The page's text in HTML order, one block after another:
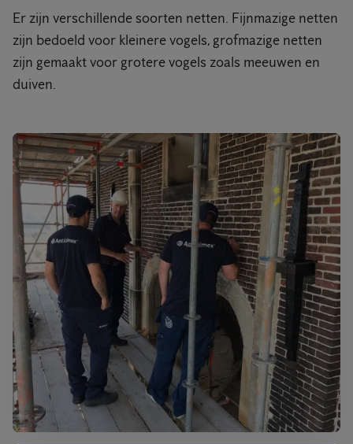
Er zijn verschillende soorten netten. Fijnmazige netten
zijn bedoeld voor kleinere vogels, grofmazige netten
zijn gemaakt voor grotere vogels zoals meeuwen en
duiven.